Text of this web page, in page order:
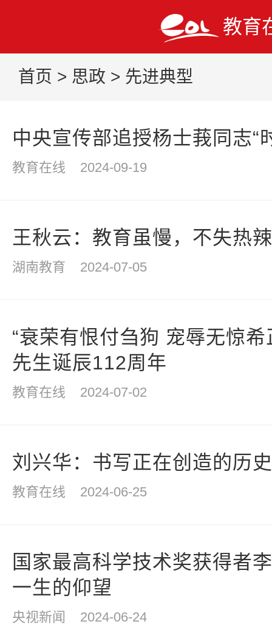
教育
首页 > 思政 > 先进典型
中央宣传部追授杨士莪同志“
教育在线 2024-09-19
王秋云：教育虽慢，不失热
湖南教育 2024-07-05
“衰荣有恨付刍狗 宠辱无惊
先生诞辰112周年
教育在线 2024-07-02
刘兴华：书写正在创造的历
教育在线 2024-06-25
国家最高科学技术奖获得者
一生的仰望
央视新闻 2024-06-24